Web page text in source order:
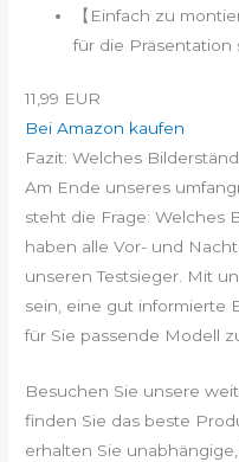
【Einfach zu
für die Präsentation
11,99 EUR
Bei Amazon kaufen
Fazit: Welches
Am Ende unseres
steht die Frage: Welches
haben alle Vor- und
unseren Testsieger. Mit
sein, eine gut informierte
für Sie passende Modell
Besuchen Sie unsere
finden Sie das beste
erhalten Sie